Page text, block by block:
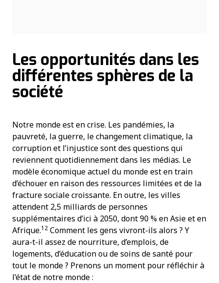
Les opportunités dans les
différentes sphères de la
société
Notre monde est en crise. Les pandémies, la
pauvreté, la guerre, le changement climatique, la
corruption et l’injustice sont des questions qui
reviennent quotidiennement dans les médias. Le
modèle économique actuel du monde est en train
d’échouer en raison des ressources limitées et de la
fracture sociale croissante. En outre, les villes
attendent 2,5 milliards de personnes
supplémentaires d’ici à 2050, dont 90 % en Asie et en
Afrique.12 Comment les gens vivront-ils alors ? Y
aura-t-il assez de nourriture, d’emplois, de
logements, d’éducation ou de soins de santé pour
tout le monde ? Prenons un moment pour réfléchir à
l’état de notre monde :